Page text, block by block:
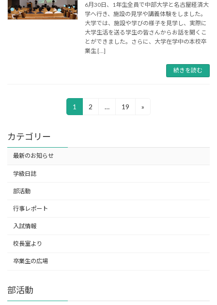
6月30日、1年生全員で中部大学と名古屋経済大
学へ行き、施設の見学や講義体験をしました。
大学では、施設や学びの様子を見学し、実際に
大学生活を送る学生の皆さんからお話を聞くこ
とができました。さらに、大学在学中の本校卒
業生 […]
続きを読む
ー
ジ
送
固
定
ジ
1
固
ジ
2 …
固
ジ
19 »
カテゴリー
最新のお知らせ
学級日誌
部活動
行事レポート
入試情報
校長室より
卒業生の広場
部活動